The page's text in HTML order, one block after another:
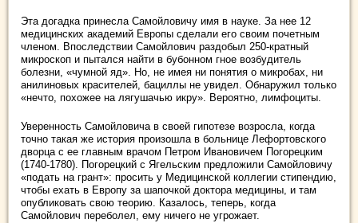
Эта догадка принесла Самойловичу имя в науке. За нее 12
медицинских академий Европы сделали его своим почетным
членом. Впоследствии Самойлович раздобыл 250-кратный
микроскоп и пытался найти в бубонном гное возбудитель
болезни, «чумной яд». Но, не имея ни понятия о микробах, ни
анилиновых красителей, бациллы не увидел. Обнаружил только
«нечто, похожее на лягушачью икру». Вероятно, лимфоциты.
Уверенность Самойловича в своей гипотезе возросла, когда
точно такая же история произошла в больнице Лефортовского
дворца с ее главным врачом Петром Ивановичем Погорецким
(1740-1780). Погорецкий с Ягельским предложили Самойловичу
«подать на грант»: просить у Медицинской коллегии стипендию,
чтобы ехать в Европу за шапочкой доктора медицины, и там
опубликовать свою теорию. Казалось, теперь, когда
Самойлович переболел, ему ничего не угрожает.